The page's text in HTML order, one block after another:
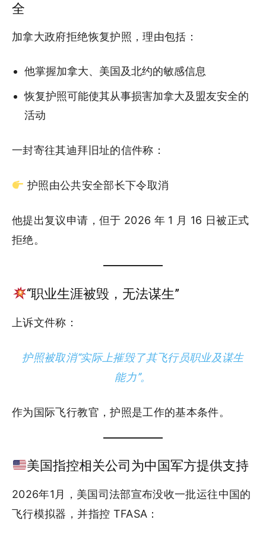
全
加拿大政府拒绝恢复护照，理由包括：
他掌握加拿大、美国及北约的敏感信息
恢复护照可能使其从事损害加拿大及盟友安全的
活动
一封寄往其迪拜旧址的信件称：
护照由公共安全部长下令取消
他提出复议申请，但于 2026 年 1 月 16 日被正式
拒绝。
“职业生涯被毁，无法谋生”
上诉文件称：
护照被取消“实际上摧毁了其飞行员职业及谋生
能力”。
作为国际飞行教官，护照是工作的基本条件。
美国指控相关公司为中国军方提供支持
2026年1月，美国司法部宣布没收一批运往中国的
飞行模拟器，并指控 TFASA：